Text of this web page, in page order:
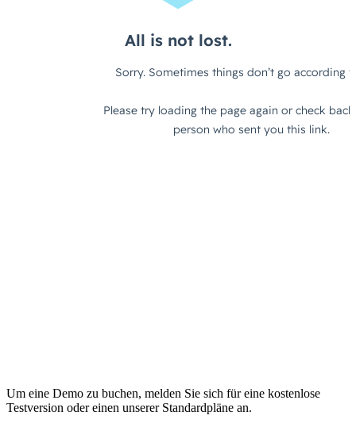
Um eine Demo zu buchen, melden Sie sich für eine kostenlose
Testversion oder einen unserer Standardpläne an.